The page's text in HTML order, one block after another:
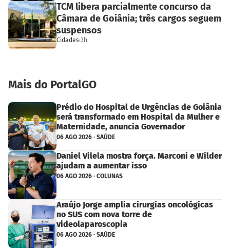
TCM libera parcialmente concurso da
Câmara de Goiânia; três cargos seguem
suspensos
Cidades·3h
Mais do PortalGO
Prédio do Hospital de Urgências de Goiânia
será transformado em Hospital da Mulher e
Maternidade, anuncia Governador
06 AGO 2026 · SAÚDE
Daniel Vilela mostra força. Marconi e Wilder
ajudam a aumentar isso
06 AGO 2026 · COLUNAS
Araújo Jorge amplia cirurgias oncológicas
no SUS com nova torre de
videolaparoscopia
06 AGO 2026 · SAÚDE